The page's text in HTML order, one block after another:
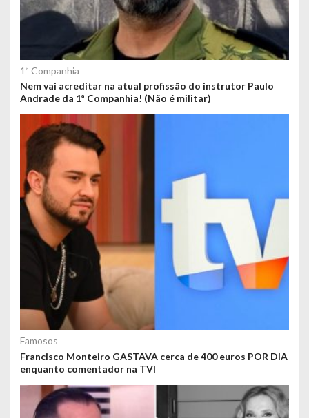
1ª Companhia
Nem vai acreditar na atual profissão do instrutor Paulo
Andrade da 1ª Companhia! (Não é militar)
Famosos
Francisco Monteiro GASTAVA cerca de 400 euros POR DIA
enquanto comentador na TVI